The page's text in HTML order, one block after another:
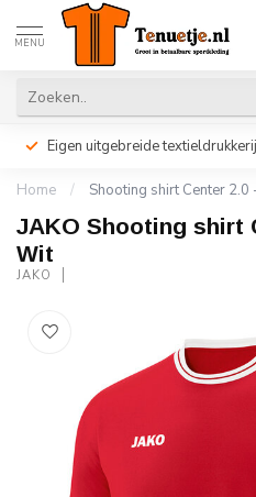
MENU
Eigen uitgebreide textieldrukkerij
Home / Shooting shirt Center
JAKO Shooting shirt
Wit
JAKO